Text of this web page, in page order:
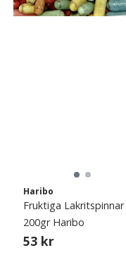
Haribo
Fruktiga Lakritspinnar
200gr Haribo
53 kr